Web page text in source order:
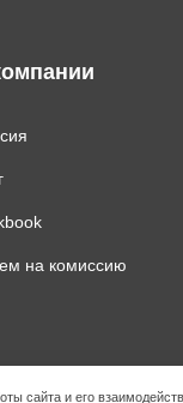
на комиссию
сайта и его